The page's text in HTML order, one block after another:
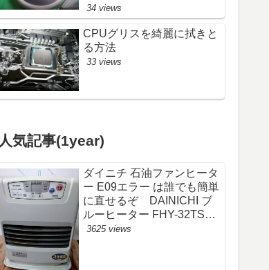
34 views
CPUグリスを綺麗に拭きと
る方法
33 views
人気記事(1year)
ダイニチ 石油ファンヒータ
ー E09エラー は誰でも簡単
に直せるぞ DAINICHI ブ
ルーヒーター FHY-32TS6
(FW-325S)
3625 views